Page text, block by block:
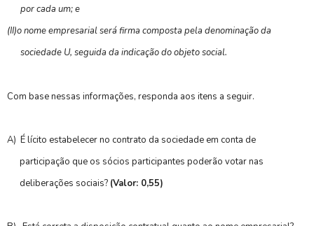
por cada um; e
(II)o nome empresarial será firma composta pela denominação da
sociedade U, seguida da indicação do objeto social.
Com base nessas informações, responda aos itens a seguir.
A) É lícito estabelecer no contrato da sociedade em conta de
participação que os sócios participantes poderão votar nas
deliberações sociais? (Valor: 0,55)